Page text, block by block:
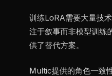
训练LoRA需要大量技
注于叙事而非模型训练
供了替代方案。
Multic提供的角色一致